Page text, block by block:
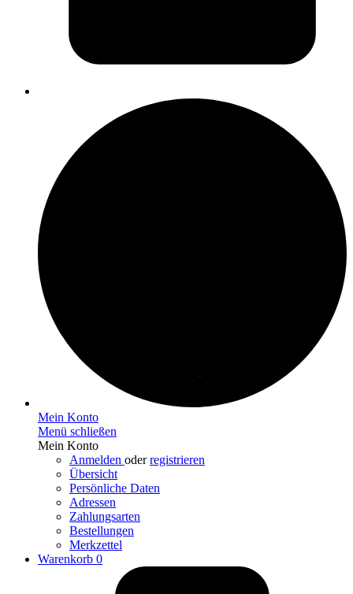
Mein Konto
Menü schließen
Mein Konto
Anmelden oderregistrieren
Übersicht
Persönliche Daten
Adressen
Zahlungsarten
Bestellungen
Merkzettel
Warenkorb 0